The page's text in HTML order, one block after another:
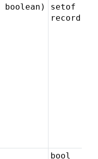
boolean )
setof
record
bool